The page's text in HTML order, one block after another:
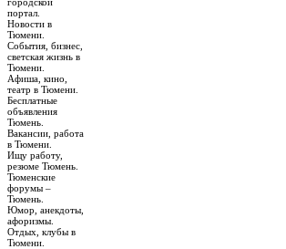
портал.
Новости в
Тюмени.
События, бизнес,
светская жизнь в
Тюмени.
Афиша, кино,
театр в Тюмени.
Бесплатные
объявления
Тюмень.
Вакансии, работа
в Тюмени.
Ищу работу,
резюме Тюмень.
Тюменские
форумы –
Тюмень.
Юмор, анекдоты,
афоризмы.
Отдых, клубы в
Тюмени.